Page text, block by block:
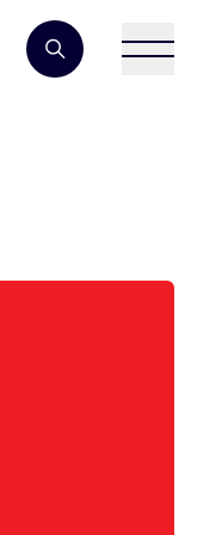
Søgeord